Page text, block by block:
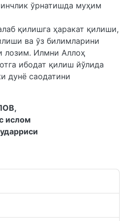
ўрнатишда муҳим
қилишга ҳаракат қилиши,
ва ўз билимларини
лозим. Илмни Аллоҳ
ибодат қилиш йўлида
дунё саодатини
ислом